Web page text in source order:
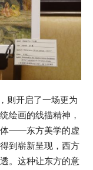
则开启了一场更为
绘画的线描精神，
体——东方美学的虚
到崭新呈现，西方
。这种让东方的意